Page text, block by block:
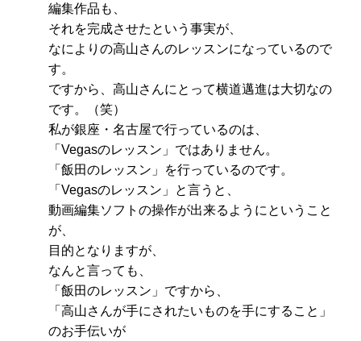
編集作品も、
それを完成させたという事実が、
なによりの高山さんのレッスンになっているので
す。
ですから、高山さんにとって横道邁進は大切なの
です。（笑）
私が銀座・名古屋で行っているのは、
「Vegasのレッスン」ではありません。
「飯田のレッスン」を行っているのです。
「Vegasのレッスン」と言うと、
動画編集ソフトの操作が出来るようにということ
が、
目的となりますが、
なんと言っても、
「飯田のレッスン」ですから、
「高山さんが手にされたいものを手にすること」
のお手伝いが